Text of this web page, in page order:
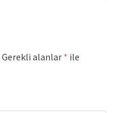
Gerekli alanlar * ile